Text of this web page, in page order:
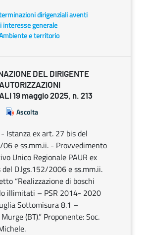
dirigenziali aventi
interesse generale
e territorio
DEL DIRIGENTE
19 maggio 2025, n. 213
Ascolta
Istanza ex art. 27 bis del
06 e ss.mm.ii. - Provvedimento
Unico Regionale PAUR ex
D.lgs.152/2006 e ss.mm.ii.
“Realizzazione di boschi
illimitati – PSR 2014- 2020
Sottomisura 8.1 –
(BT).” Proponente: Soc.